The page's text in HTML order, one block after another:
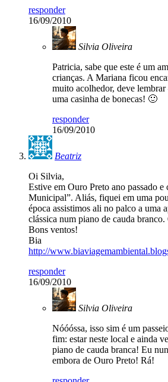
responder
16/09/2010
Silvia Oliveira
Patricia, sabe que este é um
crianças. A Mariana ficou
muito acolhedor, deve lembrar
uma casinha de bonecas! 🙂
responder
16/09/2010
Beatriz
Oi Silvia,
Estive em Ouro Preto ano passado
Municipal”. Aliás, fiquei em uma
época assistimos ali no palco a uma
clássica num piano de cauda
Bons ventos!
Bia
http://
responder
16/09/2010
Silvia Oliveira
Nóóóssa, isso sim é um
fim: estar neste local e ainda
piano de cauda branca! Eu
embora de Ouro Preto! Rá!